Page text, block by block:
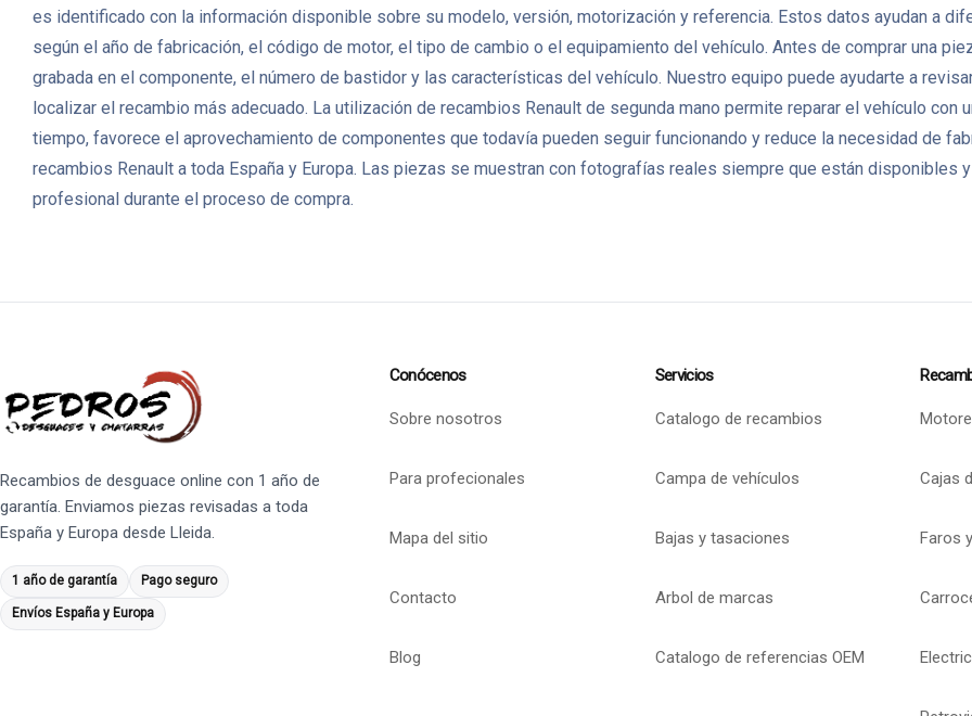
es identificado con la información disponible sobre su modelo, versión, motorización y referencia. Estos datos ayudan a
según el año de fabricación, el código de motor, el tipo de cambio o el equipamiento del vehículo. Antes de comprar una
grabada en el componente, el número de bastidor y las características del vehículo. Nuestro equipo puede ayudarte a
localizar el recambio más adecuado. La utilización de recambios Renault de segunda mano permite reparar el vehículo
tiempo, favorece el aprovechamiento de componentes que todavía pueden seguir funcionando y reduce la necesidad de
recambios Renault a toda España y Europa. Las piezas se muestran con fotografías reales siempre que están disponibles
profesional durante el proceso de compra.
Recambios de desguace online con 1 año de
garantía. Enviamos piezas revisadas a toda
España y Europa desde Lleida.
1 año de garantía Pago seguro
Envíos España y Europa
Conócenos
Sobre nosotros
Para profecionales
Mapa del sitio
Contacto
Blog
Servicios
Catalogo de recambios
Campa de vehículos
Bajas y tasaciones
Arbol de marcas
Catalogo de referencias OEM
Cajas
Faros